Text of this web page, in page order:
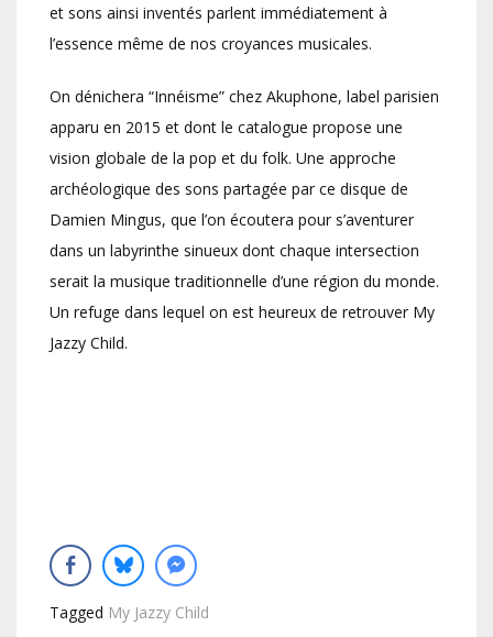
et sons ainsi inventés parlent immédiatement à
l’essence même de nos croyances musicales.
On dénichera “Innéisme” chez Akuphone, label parisien
apparu en 2015 et dont le catalogue propose une
vision globale de la pop et du folk. Une approche
archéologique des sons partagée par ce disque de
Damien Mingus, que l’on écoutera pour s’aventurer
dans un labyrinthe sinueux dont chaque intersection
serait la musique traditionnelle d’une région du monde.
Un refuge dans lequel on est heureux de retrouver My
Jazzy Child.
Tagged My Jazzy Child